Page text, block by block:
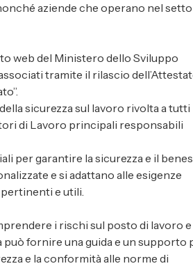
aziende che operano nel
web del Ministero dello Sviluppo
tramite il rilascio
sicurezza sul lavoro rivolta a tutti
di Lavoro principali responsabili
per garantire la sicurezza e il
e si adattano alle esigenze
pertinenti e utili.
i rischi sul posto di lavoro e
fornire una guida e un supporto
e la conformità alle norme di